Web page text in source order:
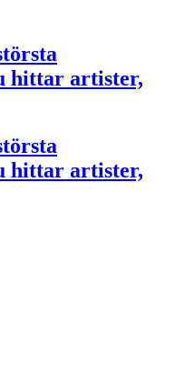
hittar artister,
hittar artister,